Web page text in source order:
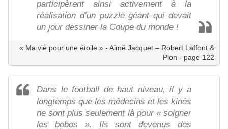
participèrent ainsi activement à la
réalisation d’un puzzle géant qui devait
un jour dessiner la Coupe du monde !
« Ma vie pour une étoile » - Aimé Jacquet – Robert Laffont &
Plon - page 122
Dans le football de haut niveau, il y a
longtemps que les médecins et les kinés
ne sont plus seulement là pour « soigner
les bobos ». Ils sont devenus des